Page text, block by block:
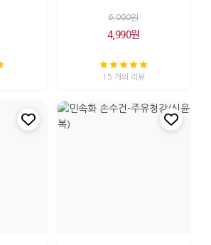
6,000원
4,990원
15 개의 리뷰